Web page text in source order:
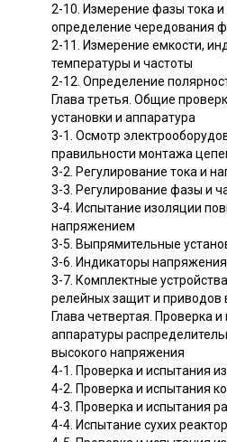
2-10. Измерение фазы тока
определение чередования
2-11. Измерение емкости,
температуры и частоты
2-12. Определение
Глава третья. Общие
установки и аппаратура
3-1. Осмотр
правильности монтажа
3-2. Регулирование тока и
3-3. Регулирование фазы и
3-4. Испытание изоляции
напряжением
3-5. Выпрямительные
3-6. Индикаторы напряжения
3-7. Комплектные
релейных защит и приводов
Глава четвертая. Проверка
аппаратуры
высокого напряжения
4-1. Проверка и испытания
4-2. Проверка и испытания
4-3. Проверка и испытания
4-4. Испытание сухих